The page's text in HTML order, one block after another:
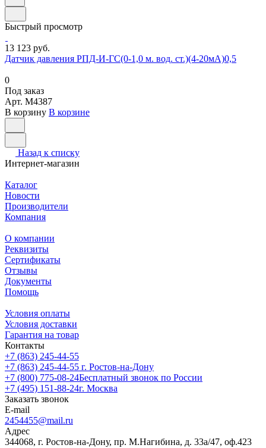
Быстрый просмотр
13 123 руб.
Датчик давления РПД-И-ГС(0-1,0 м. вод. ст.)(4-20мА)0,5
0
Под заказ
Арт. M4387
В корзину В корзине
Назад к списку
Интернет-магазин
Каталог
Новости
Производители
Компания
О компании
Реквизиты
Сертификаты
Отзывы
Документы
Помощь
Условия оплаты
Условия доставки
Гарантия на товар
Контакты
+7 (863) 245-44-55
+7 (863) 245-44-55 г. Ростов-на-Дону
+7 (800) 775-08-24Бесплатный звонок по России
+7 (495) 151-88-24г. Москва
Заказать звонок
E-mail
2454455@mail.ru
Адрес
344068, г. Ростов-на-Дону, пр. М.Нагибина, д. 33а/47, оф.423